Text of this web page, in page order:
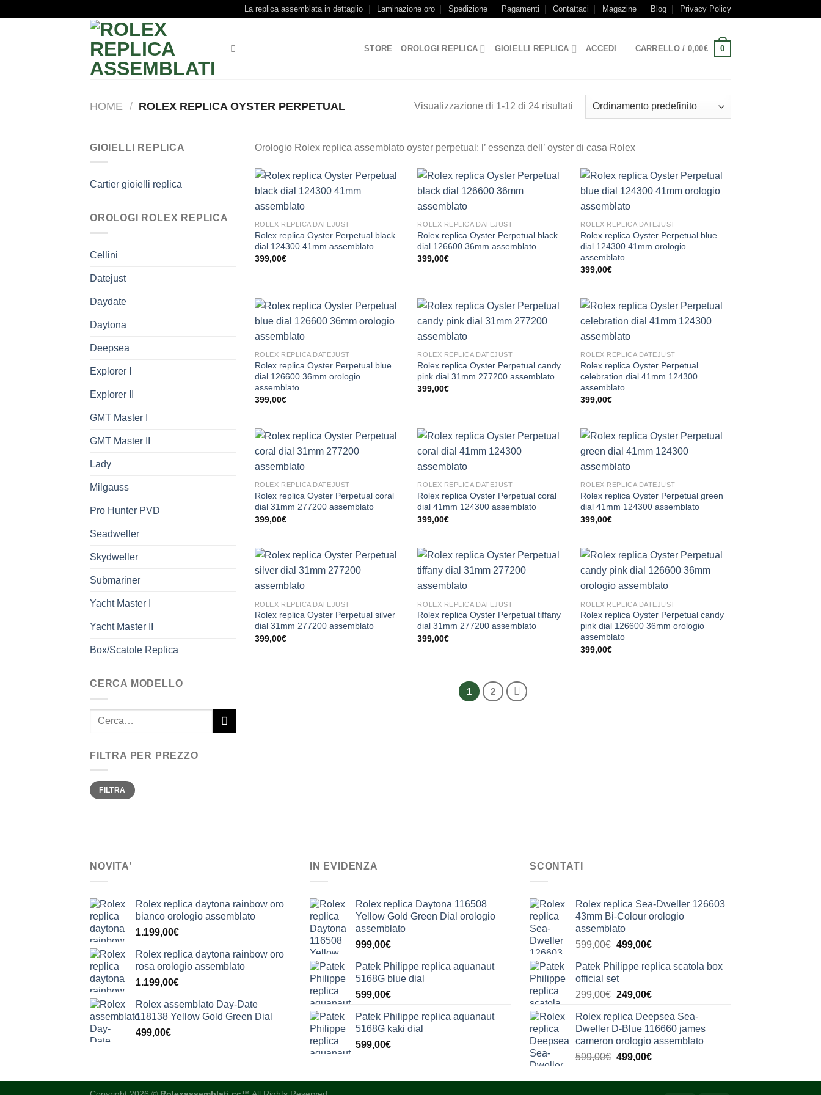
La replica assemblata in dettaglio Laminazione oro Spedizione Pagamenti Contattaci Magazine Blog Privacy Policy
STORE OROLOGI REPLICA GIOIELLI REPLICA ACCEDI CARRELLO / 0,00€ 0
HOME / ROLEX REPLICA OYSTER PERPETUAL Visualizzazione di 1-12 di 24 risultati
GIOIELLI REPLICA
Cartier gioielli replica
OROLOGI ROLEX REPLICA
Cellini
Datejust
Daydate
Daytona
Deepsea
Explorer I
Explorer II
GMT Master I
GMT Master II
Lady
Milgauss
Pro Hunter PVD
Seadweller
Skydweller
Submariner
Yacht Master I
Yacht Master II
Box/Scatole Replica
CERCA MODELLO
Cerca:
FILTRA PER PREZZO
Prezzo
Min
Prezzo
MaxFILTRA
Orologio Rolex replica assemblato oyster perpetual: l’ essenza dell’ oyster di casa Rolex
ROLEX REPLICA DATEJUST
Rolex replica Oyster Perpetual black
dial 124300 41mm assemblato
399,00€
ROLEX REPLICA DATEJUST
Rolex replica Oyster Perpetual black
dial 126600 36mm assemblato
399,00€
ROLEX REPLICA DATEJUST
Rolex replica Oyster Perpetual blue
dial 124300 41mm orologio
assemblato
399,00€
ROLEX REPLICA DATEJUST
Rolex replica Oyster Perpetual blue
dial 126600 36mm orologio
assemblato
399,00€
ROLEX REPLICA DATEJUST
Rolex replica Oyster Perpetual candy
pink dial 31mm 277200 assemblato
399,00€
ROLEX REPLICA DATEJUST
Rolex replica Oyster Perpetual
celebration dial 41mm 124300
assemblato
399,00€
ROLEX REPLICA DATEJUST
Rolex replica Oyster Perpetual coral
dial 31mm 277200 assemblato
399,00€
ROLEX REPLICA DATEJUST
Rolex replica Oyster Perpetual coral
dial 41mm 124300 assemblato
399,00€
ROLEX REPLICA DATEJUST
Rolex replica Oyster Perpetual green
dial 41mm 124300 assemblato
399,00€
ROLEX REPLICA DATEJUST
Rolex replica Oyster Perpetual silver
dial 31mm 277200 assemblato
399,00€
ROLEX REPLICA DATEJUST
Rolex replica Oyster Perpetual tiffany
dial 31mm 277200 assemblato
399,00€
ROLEX REPLICA DATEJUST
Rolex replica Oyster Perpetual candy
pink dial 126600 36mm orologio
assemblato
399,00€
1 2
NOVITA’
Rolex replica daytona rainbow oro
bianco orologio assemblato
1.199,00€
Rolex replica daytona rainbow oro
rosa orologio assemblato
1.199,00€
Rolex assemblato Day-Date
118138 Yellow Gold Green Dial
499,00€
IN EVIDENZA
Rolex replica Daytona 116508
Yellow Gold Green Dial orologio
assemblato
999,00€
Patek Philippe replica aquanaut
5168G blue dial
599,00€
Patek Philippe replica aquanaut
5168G kaki dial
599,00€
SCONTATI
Rolex replica Sea-Dweller 126603
43mm Bi-Colour orologio
assemblato
599,00€ Il
originale
era:
599,00€.
499,00€Il
attuale
499,00€.
Patek Philippe replica scatola box
official set
299,00€ Il
originale
era:
299,00€.
249,00€Il
attuale
è:
249,00€.
Rolex replica Deepsea Sea-
Dweller D-Blue 116660 james
cameron orologio assemblato
599,00€ Il
originale
499,00€Il
attuale